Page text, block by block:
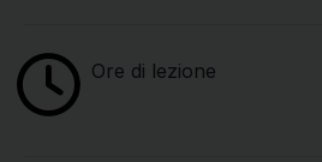
Ore di lezione